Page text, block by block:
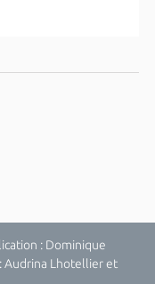
: Dominique
Lhotellier et